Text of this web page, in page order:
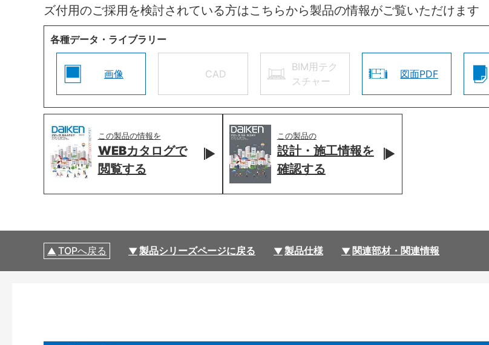
ズ付用のご採用を検討されている方はこちらから製品の情報がご覧いただけます
各種データ・ライブラリー
画像 CAD
BIM用テク
スチャー
図面PDF
この製品の情報を
WEBカタログで
閲覧する
この製品の
設計・施工情報を
確認する
TOPへ戻る 製品シリーズページに戻る 製品仕様 関連部材・関連情報